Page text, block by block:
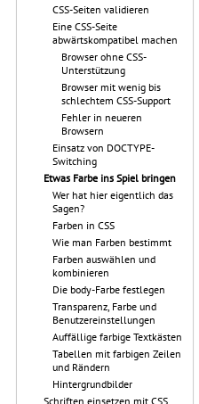
CSS-Seiten validieren
Eine CSS-Seite
abwärtskompatibel machen
Browser ohne CSS-
Unterstützung
Browser mit wenig bis
schlechtem CSS-Support
Fehler in neueren
Browsern
Einsatz von DOCTYPE-
Switching
Etwas Farbe ins Spiel bringen
Wer hat hier eigentlich das
Sagen?
Farben in CSS
Wie man Farben bestimmt
Farben auswählen und
kombinieren
Die body-Farbe festlegen
Transparenz, Farbe und
Benutzereinstellungen
Auffällige farbige Textkästen
Tabellen mit farbigen Zeilen
und Rändern
Hintergrundbilder
Schriften einsetzen mit CSS